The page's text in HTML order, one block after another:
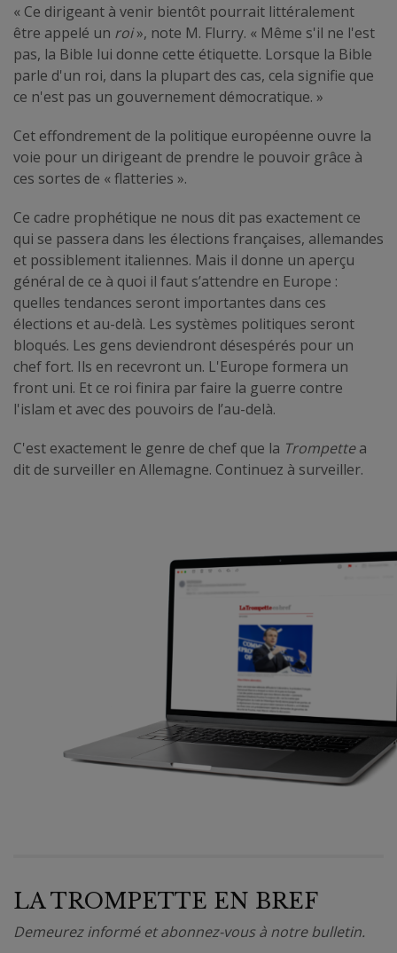
« Ce dirigeant à venir bientôt pourrait littéralement
être appelé un roi», note M. Flurry. « Même s'il ne l'est
pas, la Bible lui donne cette étiquette. Lorsque la Bible
parle d'un roi, dans la plupart des cas, cela signifie que
ce n'est pas un gouvernement démocratique. »
Cet effondrement de la politique européenne ouvre la
voie pour un dirigeant de prendre le pouvoir grâce à
ces sortes de « flatteries ».
Ce cadre prophétique ne nous dit pas exactement ce
qui se passera dans les élections françaises, allemandes
et possiblement italiennes. Mais il donne un aperçu
général de ce à quoi il faut s’attendre en Europe :
quelles tendances seront importantes dans ces
élections et au-delà. Les systèmes politiques seront
bloqués. Les gens deviendront désespérés pour un
chef fort. Ils en recevront un. L'Europe formera un
front uni. Et ce roi finira par faire la guerre contre
l'islam et avec des pouvoirs de l’au-delà.
C'est exactement le genre de chef que la Trompettea
dit de surveiller en Allemagne. Continuez à surveiller.
LA TROMPETTE EN BREF
Demeurez informé et abonnez-vous à notre bulletin.